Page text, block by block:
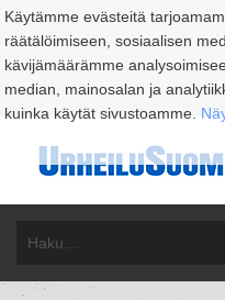
Käytämme evästeitä
räätälöimiseen, sosiaalisen
kävijämäärämme
median, mainosalan ja
kuinka käytät sivustoamme.